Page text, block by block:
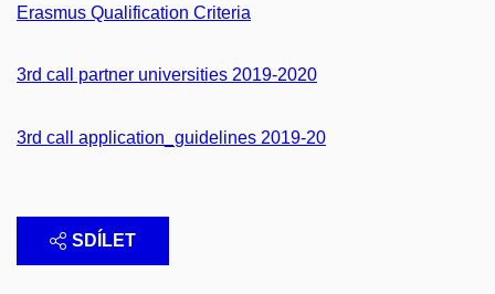
Erasmus Qualification Criteria
3rd call partner universities 2019-2020
3rd call application_guidelines 2019-20
SDÍLET